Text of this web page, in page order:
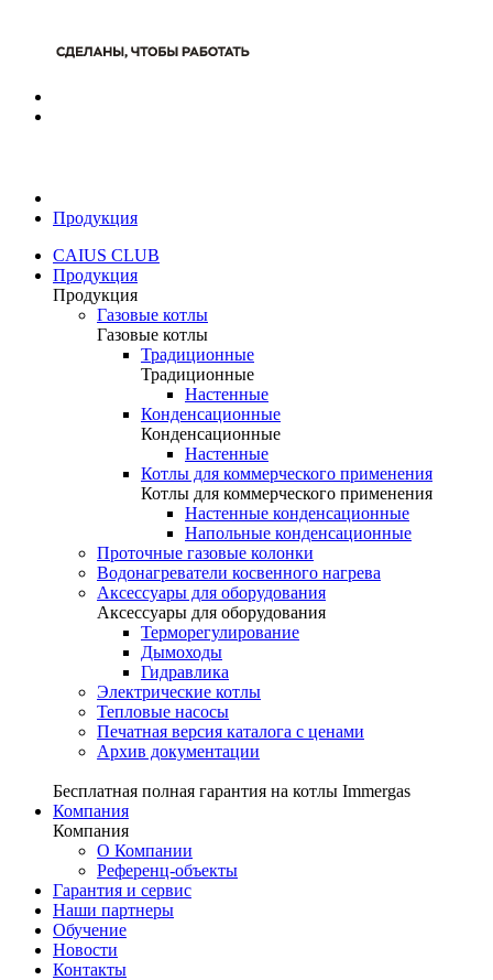
Продукция
CAIUS CLUB
Продукция
Продукция
Газовые котлы
Газовые котлы
Традиционные
Традиционные
Настенные
Конденсационные
Конденсационные
Настенные
Котлы для коммерческого применения
Котлы для коммерческого применения
Настенные конденсационные
Напольные конденсационные
Проточные газовые колонки
Водонагреватели косвенного нагрева
Аксессуары для оборудования
Аксессуары для оборудования
Терморегулирование
Дымоходы
Гидравлика
Электрические котлы
Тепловые насосы
Печатная версия каталога с ценами
Архив документации
Бесплатная полная гарантия на котлы Immergas
Компания
Компания
О Компании
Референц-объекты
Гарантия и сервис
Наши партнеры
Обучение
Новости
Контакты